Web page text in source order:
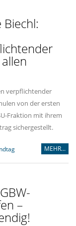
verpflichtender
von der ersten
Fraktion mit ihrem
sichergestellt.
MEHR...
–